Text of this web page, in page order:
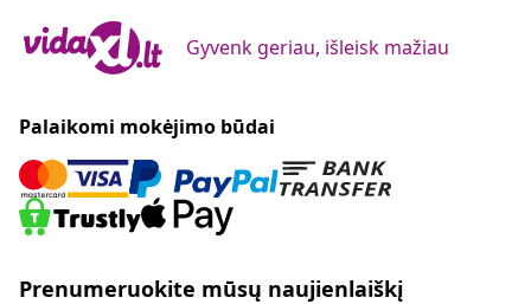
Gyvenk geriau, išleisk mažiau
Palaikomi mokėjimo būdai
Prenumeruokite mūsų naujienlaiškį